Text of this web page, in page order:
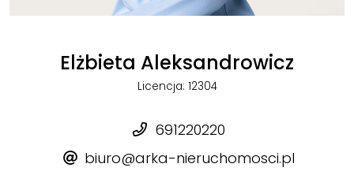
Elżbieta Aleksandrowicz
Licencja: 12304
691220220
biuro@arka-nieruchomosci.pl